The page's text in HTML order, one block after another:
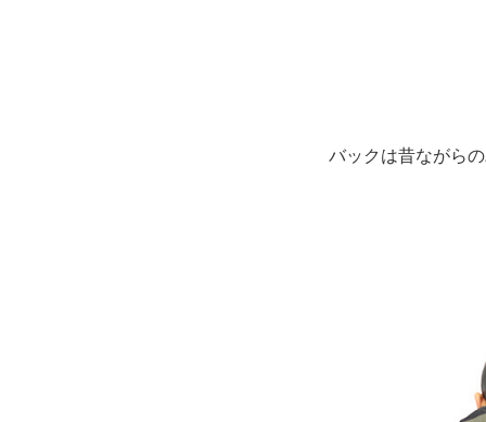
バックは昔ながら